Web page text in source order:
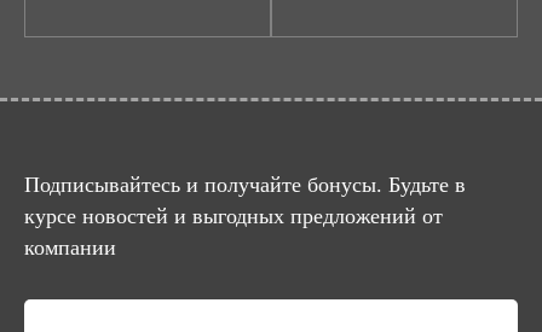
Подписывайтесь и получайте бонусы. Будьте в
курсе новостей и выгодных предложений от
компании